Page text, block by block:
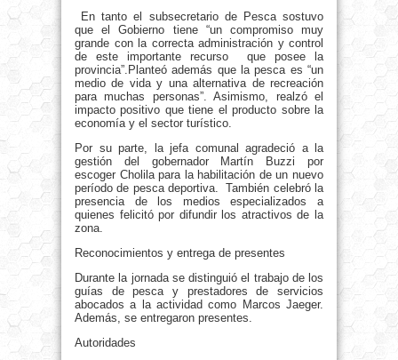
En tanto el subsecretario de Pesca sostuvo
que el Gobierno tiene “un compromiso muy
grande con la correcta administración y control
de este importante recurso que posee la
provincia”.Planteó además que la pesca es “un
medio de vida y una alternativa de recreación
para muchas personas”. Asimismo, realzó el
impacto positivo que tiene el producto sobre la
economía y el sector turístico.
Por su parte, la jefa comunal agradeció a la
gestión del gobernador Martín Buzzi por
escoger Cholila para la habilitación de un nuevo
período de pesca deportiva. También celebró la
presencia de los medios especializados a
quienes felicitó por difundir los atractivos de la
zona.
Reconocimientos y entrega de presentes
Durante la jornada se distinguió el trabajo de los
guías de pesca y prestadores de servicios
abocados a la actividad como Marcos Jaeger.
Además, se entregaron presentes.
Autoridades